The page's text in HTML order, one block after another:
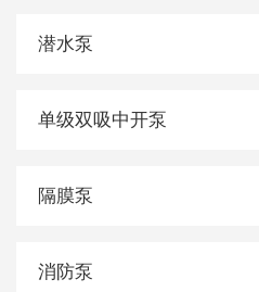
潜水泵
单级双吸中开泵
隔膜泵
消防泵